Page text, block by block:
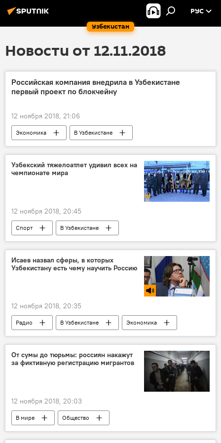
Узбекистан
РУС
Новости от 12.11.2018
Российская компания внедрила в Узбекистане
первый проект по блокчейну
12 ноября 2018, 21:06
Экономика В Узбекистане
Узбекский тяжелоатлет удивил всех на
чемпионате мира
12 ноября 2018, 20:45
Спорт В Узбекистане
Исаев назвал сферы, в которых
Узбекистану есть чему научить Россию
12 ноября 2018, 20:35
Радио В Узбекистане
Экономика
Россия
Узбекистан
Инновации
Сельское хозяйство
Россотрудничество
От сумы до тюрьмы: россиян накажут
за фиктивную регистрацию мигрантов
12 ноября 2018, 20:03
В мире
Общество
Уголовный кодекс
Мигранты